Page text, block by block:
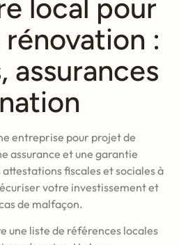
local pour
:
assurances
entreprise pour projet de
assurance et une garantie
fiscales et sociales à
votre investissement et
de malfaçon.
une liste de références locales